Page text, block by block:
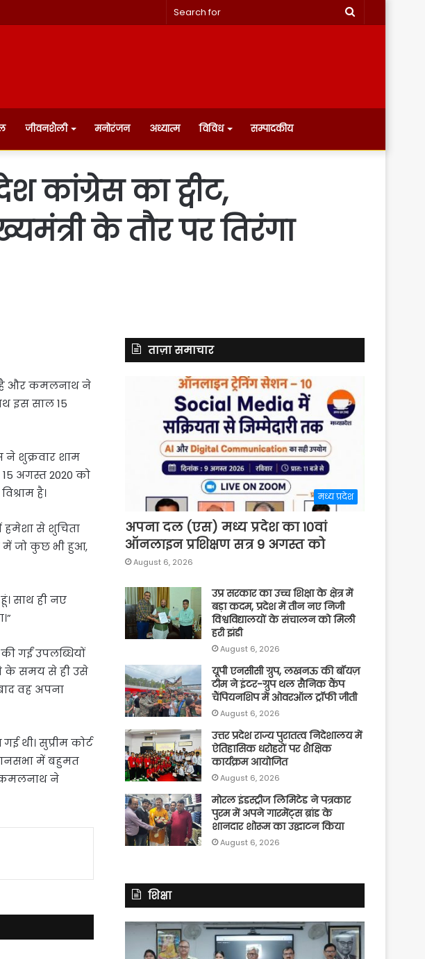
Search
जीवनशैली मनोरंजन अध्यात्म विविध सम्पादकीय
का ट्वीट,
के तौर पर तिरंगा
है और कमलनाथ ने
इस साल 15
ने शुक्रवार शाम
अगस्त 2020 को
है।
से शुचिता
में जो कुछ भी हुआ,
साथ ही नए
गईं उपलब्धियों
के समय से ही उसे
वह अपना
सुप्रीम कोर्ट
में बहुमत
कमलनाथ ने
ताज़ा समाचार
मध्य प्रदेश
अपना दल (एस) मध्य प्रदेश का 10वां
ऑनलाइन प्रशिक्षण सत्र 9 अगस्त को
August 6, 2026
उप्र सरकार का उच्च शिक्षा के क्षेत्र में
बड़ा कदम, प्रदेश में तीन नए निजी
विश्वविद्यालयों के संचालन को मिली
हरी झंडी
August 6, 2026
यूपी एनसीसी ग्रुप, लखनऊ की बॉयज़
टीम ने इंटर-ग्रुप थल सैनिक कैंप
चैंपियनशिप में ओवरऑल ट्रॉफी जीती
August 6, 2026
उत्तर प्रदेश राज्य पुरातत्व निदेशालय में
ऐतिहासिक धरोहरों पर शैक्षिक
कार्यक्रम आयोजित
August 6, 2026
मोरल इंडस्ट्रीज लिमिटेड ने पत्रकार
पुरम में अपने गारमेंट्स ब्रांड के
शानदार शोरूम का उद्घाटन किया
August 6, 2026
शिक्षा